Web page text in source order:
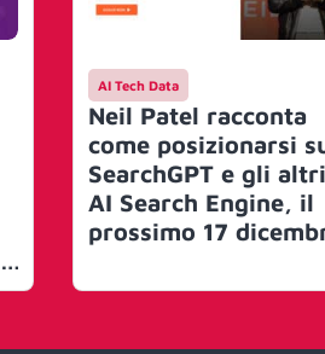
AI Tech Data
Neil Patel racconta
come posizionarsi
SearchGPT e gli altri
AI Search Engine, il
prossimo 17